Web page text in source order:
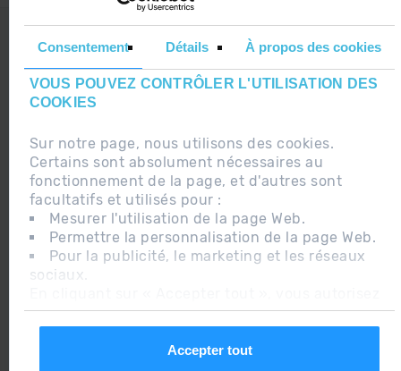
Consentement Détails À propos des cookies
VOUS POUVEZ CONTRÔLER L'UTILISATION DES
COOKIES
Sur notre page, nous utilisons des cookies.
Certains sont absolument nécessaires au
fonctionnement de la page, et d'autres sont
facultatifs et utilisés pour :
Mesurer l'utilisation de la page Web.
Permettre la personnalisation de la page Web.
Pour la publicité, le marketing et les réseaux
sociaux.
l'installation des cookies. Si vous préférez les
configurer vous-même, cliquez sur « Configurer
Accepter tout
INFORMATION LÉGALE
AS-TU UN DOUTE ?
2015 ANDORRA
RESORT
CERTIFICADO